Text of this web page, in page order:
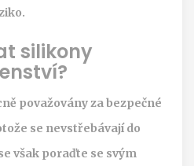
silikony
považovány za bezpečné
se nevstřebávají do
však poraďte se svým